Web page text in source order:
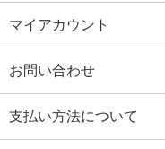
マイアカウント
お問い合わせ
支払い方法について